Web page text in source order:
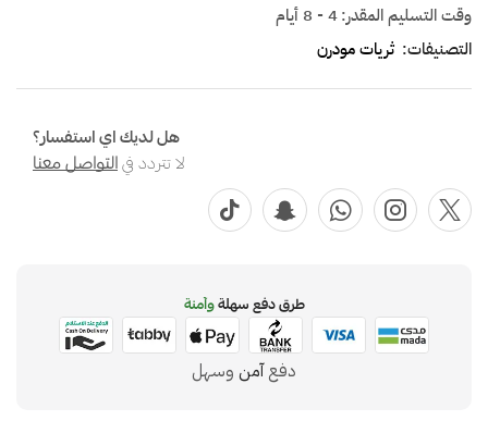
وقت التسليم المقدر:4 - 8 أيام
التصنيفات: ثريات مودرن
هل لديك اي استفسار؟
لا تتردد فيالتواصل معنا
طرق دفع سهلةوآمنة
دفعآمن وسهل